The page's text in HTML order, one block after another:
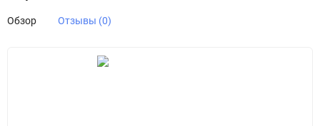
Обзор Отзывы (0)